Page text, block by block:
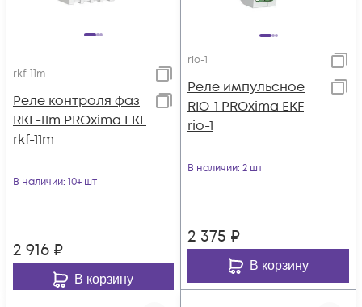
rkf-11m
Реле контроля фаз
RKF-11m PROxima EKF
rkf-11m
В наличии: 10+ шт
2 916 ₽
В корзину
rio-1
Реле импульсное
RIO-1 PROxima EKF
rio-1
В наличии: 2 шт
2 375 ₽
В корзину